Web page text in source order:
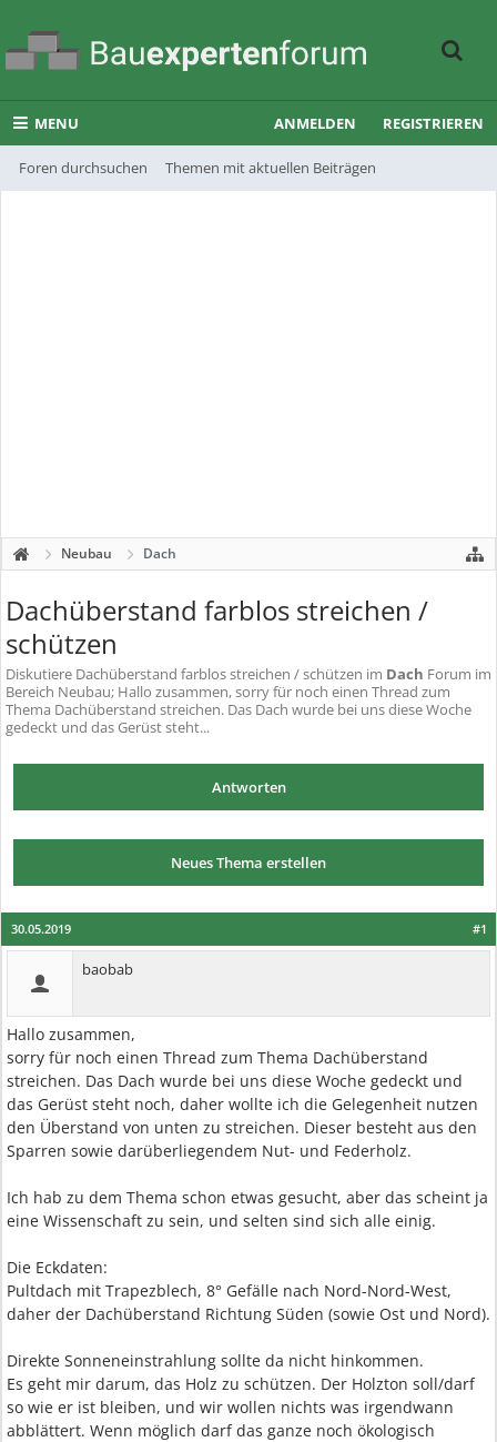
MENU
Foren durchsuchen Themen mit aktuellen Beiträgen
ANMELDEN REGISTRIEREN
Neubau Dach
Dachüberstand farblos streichen /
schützen
Diskutiere Dachüberstand farblos streichen / schützen im Dach Forum im
Bereich Neubau; Hallo zusammen, sorry für noch einen Thread zum
Thema Dachüberstand streichen. Das Dach wurde bei uns diese Woche
gedeckt und das Gerüst steht...
Antworten
Neues Thema erstellen
#1
30.05.2019
baobab
Hallo zusammen,
sorry für noch einen Thread zum Thema Dachüberstand
streichen. Das Dach wurde bei uns diese Woche gedeckt und
das Gerüst steht noch, daher wollte ich die Gelegenheit nutzen
den Überstand von unten zu streichen. Dieser besteht aus den
Sparren sowie darüberliegendem Nut- und Federholz.
Ich hab zu dem Thema schon etwas gesucht, aber das scheint ja
eine Wissenschaft zu sein, und selten sind sich alle einig.
Die Eckdaten:
Pultdach mit Trapezblech, 8° Gefälle nach Nord-Nord-West,
daher der Dachüberstand Richtung Süden (sowie Ost und Nord).
Direkte Sonneneinstrahlung sollte da nicht hinkommen.
Es geht mir darum, das Holz zu schützen. Der Holzton soll/darf
so wie er ist bleiben, und wir wollen nichts was irgendwann
abblättert. Wenn möglich darf das ganze noch ökologisch